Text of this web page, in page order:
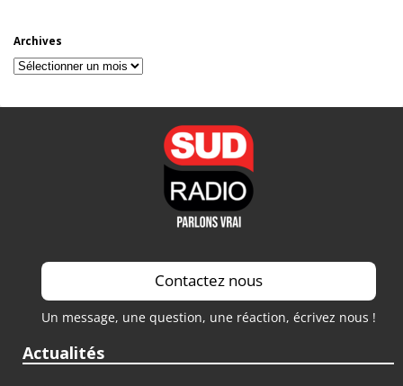
Archives
Archives
Contactez nous
Un message, une question, une réaction, écrivez nous !
Actualités